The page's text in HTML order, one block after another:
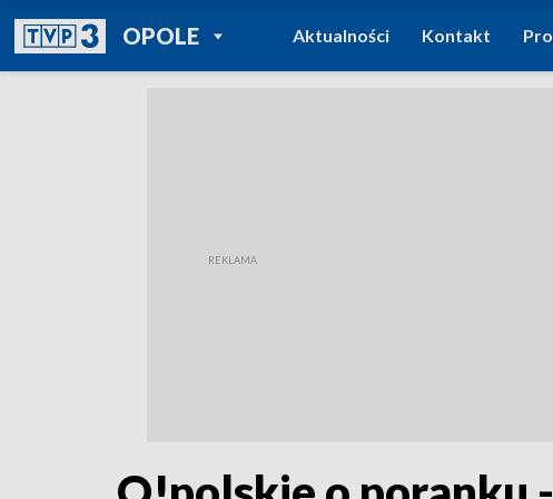
OPOLEPOWRÓT DO
TVP REGIONY
Aktualności Kontakt